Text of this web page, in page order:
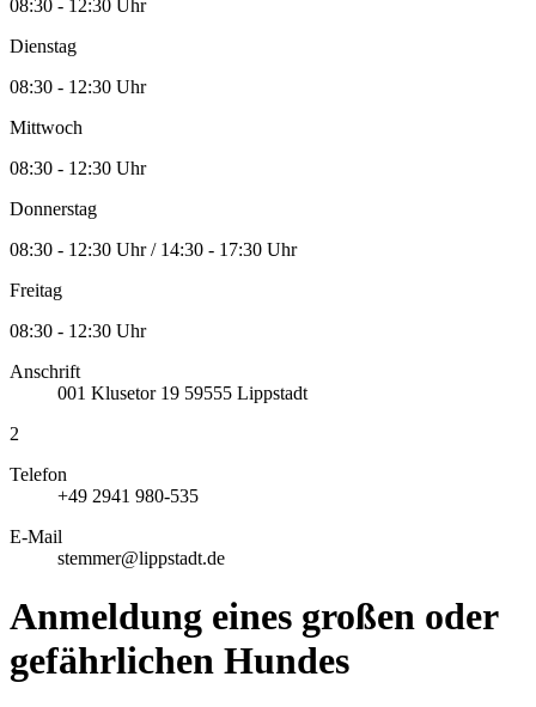
08:30 - 12:30 Uhr
Dienstag
08:30 - 12:30 Uhr
Mittwoch
08:30 - 12:30 Uhr
Donnerstag
08:30 - 12:30 Uhr / 14:30 - 17:30 Uhr
Freitag
08:30 - 12:30 Uhr
Anschrift
001 Klusetor 19 59555 Lippstadt
2
Telefon
+49 2941 980-535
E-Mail
stemmer@lippstadt.de
Anmeldung eines großen oder
gefährlichen Hundes